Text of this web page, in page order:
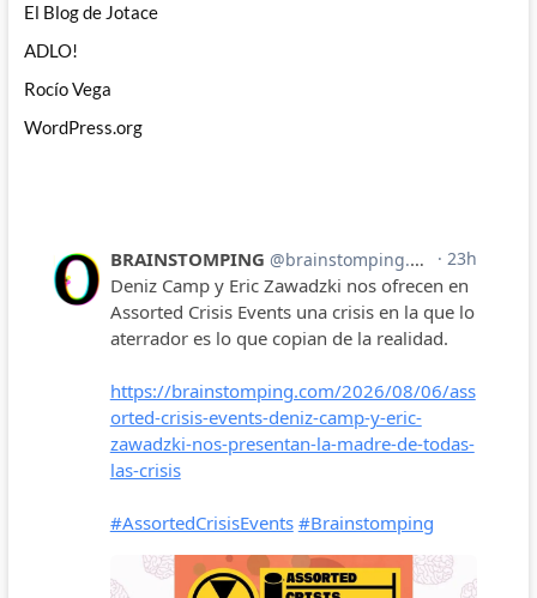
El Blog de Jotace
ADLO!
Rocío Vega
WordPress.org